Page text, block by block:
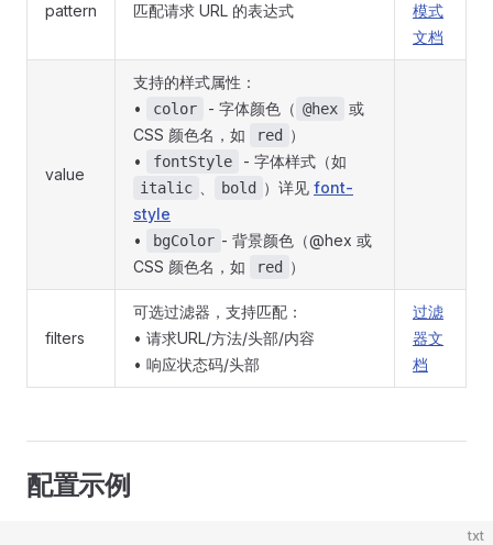
pattern 匹配请求 URL 的表达式
模式
文档
value
支持的样式属性：
•
color - 字体颜色（ @hex
或
CSS 颜色名，如
red
）
•
fontStyle - 字体样式（如
italic bold ）详见 font-
style
•
bgColor - 背景颜色（@hex 或
CSS 颜色名，如
red ）
filters
可选过滤器，支持匹配：
• 请求URL/方法/头部/内容
• 响应状态码/头部
过滤
器文
档
配置示例
txt